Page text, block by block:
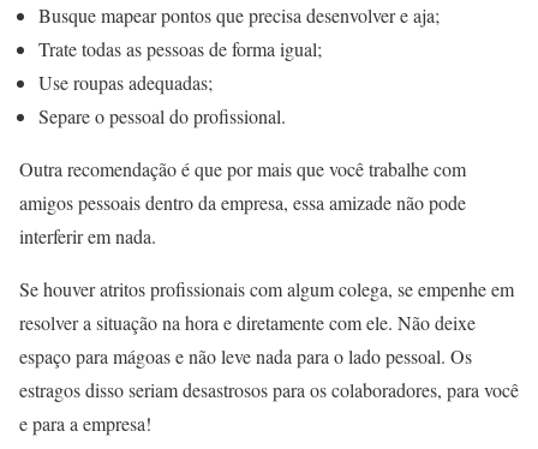
Busque mapear pontos que precisa desenvolver e aja;
Trate todas as pessoas de forma igual;
Use roupas adequadas;
Separe o pessoal do profissional.
Outra recomendação é que por mais que você trabalhe com
amigos pessoais dentro da empresa, essa amizade não pode
interferir em nada.
Se houver atritos profissionais com algum colega, se empenhe em
resolver a situação na hora e diretamente com ele. Não deixe
espaço para mágoas e não leve nada para o lado pessoal. Os
estragos disso seriam desastrosos para os colaboradores, para você
e para a empresa!